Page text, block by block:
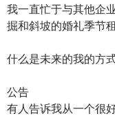
我一直忙于与其他企
掘和斜坡的婚礼季节
什么是未来的我的方
公告
有人告诉我从一个很